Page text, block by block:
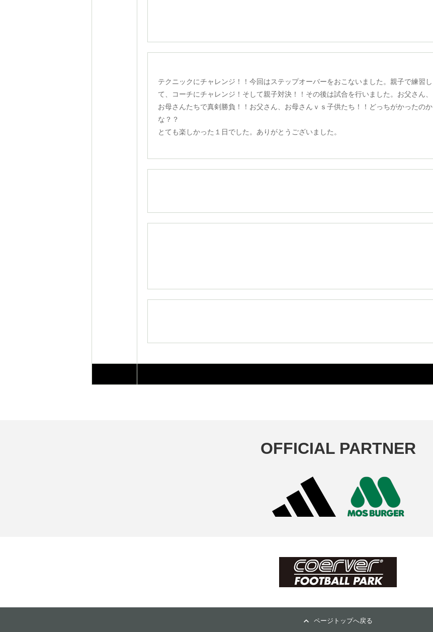
テクニックにチャレンジ！！今回はステップオーバーをおこないました。親子で練習し
て、コーチにチャレンジ！そして親子対決！！その後は試合を行いました。お父さん、
お母さんたちで真剣勝負！！お父さん、お母さんｖｓ子供たち！！どっちがかったのか
な？？
とても楽しかった１日でした。ありがとうございました。
OFFICIAL PARTNER
ページトップへ戻る